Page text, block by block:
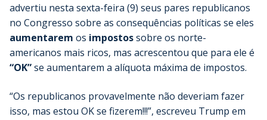
advertiu nesta sexta-feira (9) seus pares republicanos
no Congresso sobre as consequências políticas se eles
aumentarem os impostossobre os norte-
americanos mais ricos, mas acrescentou que para ele é
“OK”se aumentarem a alíquota máxima de impostos.
“Os republicanos provavelmente não deveriam fazer
isso, mas estou OK se fizerem!!!”, escreveu Trump em